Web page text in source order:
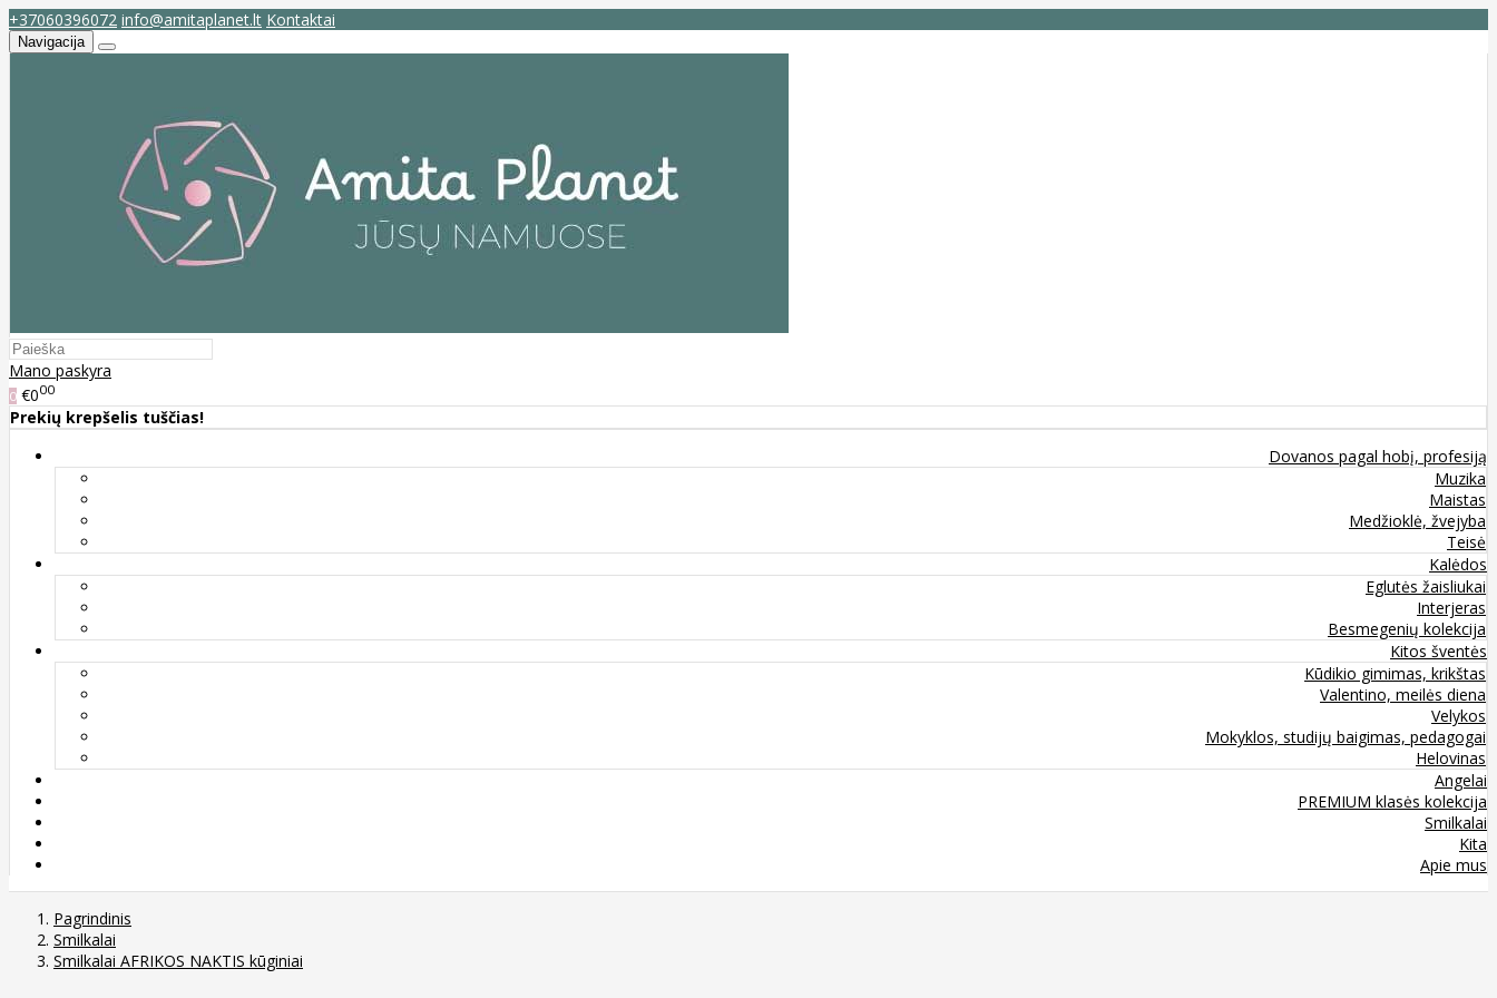
+37060396072 info@amitaplanet.lt Kontaktai
Navigacija
Mano paskyra
0 €000
Prekių krepšelis tuščias!
Dovanos pagal hobį, profesiją
Muzika
Maistas
Medžioklė, žvejyba
Teisė
Kalėdos
Eglutės žaisliukai
Interjeras
Besmegenių kolekcija
Kitos šventės
Kūdikio gimimas, krikštas
Valentino, meilės diena
Velykos
Mokyklos, studijų baigimas, pedagogai
Helovinas
Angelai
PREMIUM klasės kolekcija
Smilkalai
Kita
Apie mus
Pagrindinis
Smilkalai
Smilkalai AFRIKOS NAKTIS kūginiai